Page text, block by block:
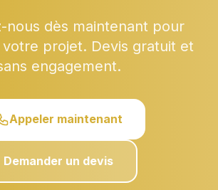
nous dès maintenant pour
projet. Devis gratuit et
engagement.
Appeler maintenant
Demander un devis